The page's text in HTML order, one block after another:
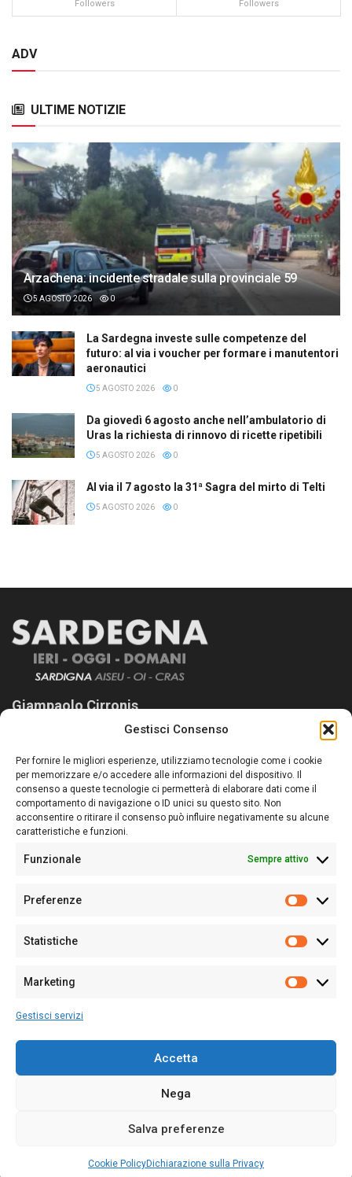
Gestisci Consenso
Per fornire le migliori esperienze, utilizziamo tecnologie come i cookie
per memorizzare e/o accedere alle informazioni del dispositivo. Il
consenso a queste tecnologie ci permetterà di elaborare dati come il
comportamento di navigazione o ID unici su questo sito. Non
acconsentire o ritirare il consenso può influire negativamente su alcune
caratteristiche e funzioni.
Funzionale Sempre attivo
Preferenze
Statistiche
Marketing
Gestisci servizi
Accetta
Nega
Salva preferenze
Cookie PolicyDichiarazione sulla Privacy
Followers Followers
ADV
ULTIME NOTIZIE
Arzachena: incidente stradale sulla provinciale 59
5 AGOSTO 2026 0
La Sardegna investe sulle competenze del
futuro: al via i voucher per formare i manutentori
aeronautici
5 AGOSTO 2026 0
Da giovedì 6 agosto anche nell’ambulatorio di
Uras la richiesta di rinnovo di ricette ripetibili
5 AGOSTO 2026 0
Al via il 7 agosto la 31ª Sagra del mirto di Telti
5 AGOSTO 2026 0
Giampaolo Cirronis
Sardegna Ieri-Oggi-Domani nasce per informare “liberamente” i
lettori su quanto accade in Sardegna, con un occhio rivolto al
nostro passato e, soprattutto, al nostro futuro
Follow Us
Sede:Via Cristoforo Colombo 09013 Carbonia
Partita IVA02270380922
128/2020 del 10/02/2020
Per la Pubblicità:
Contatti
Sardegna Ieri-Oggi-Domani- Tutti i diritti sono riservati -